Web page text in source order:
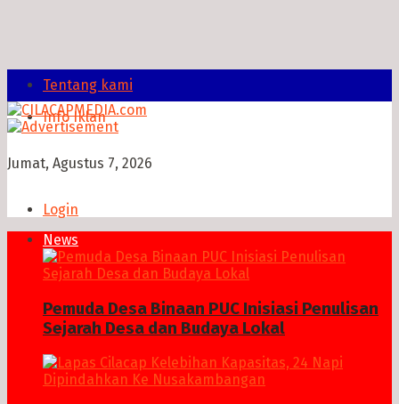
Tentang kami
Info Iklan
Jumat, Agustus 7, 2026
Login
News
Pemuda Desa Binaan PUC Inisiasi Penulisan
Sejarah Desa dan Budaya Lokal